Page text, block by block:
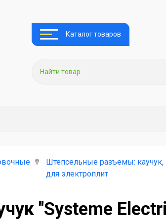
Каталог товаров
Штепсельные разъемы: каучук,
для электроплит
"Systeme